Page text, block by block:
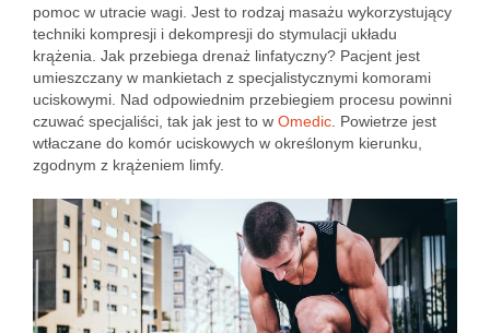
pomoc w utracie wagi. Jest to rodzaj masażu wykorzystujący
techniki kompresji i dekompresji do stymulacji układu
krążenia. Jak przebiega drenaż linfatyczny? Pacjent jest
umieszczany w mankietach z specjalistycznymi komorami
uciskowymi. Nad odpowiednim przebiegiem procesu powinni
czuwać specjaliści, tak jak jest to w Omedic . Powietrze jest
wtłaczane do komór uciskowych w określonym kierunku,
zgodnym z krążeniem limfy.